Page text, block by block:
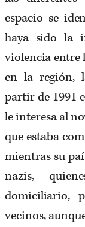
espacio se
haya sido la
violencia entre
en la región,
partir de 1991
le interesa al
que estaba
mientras su
nazis,
domiciliario,
vecinos,